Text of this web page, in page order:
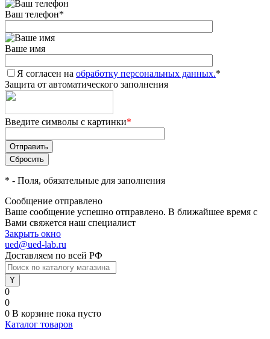
Ваш телефон*
Ваше имя
Я согласен на обработку персональных данных.*
Защита от автоматического заполнения
Введите символы с картинки*
* - Поля, обязательные для заполнения
Сообщение отправлено
Ваше сообщение успешно отправлено. В ближайшее время с
Вами свяжется наш специалист
Закрыть окно
ued@ued-lab.ru
Доставляем по всей РФ
0
0
0 В корзине пока пусто
Каталог товаров